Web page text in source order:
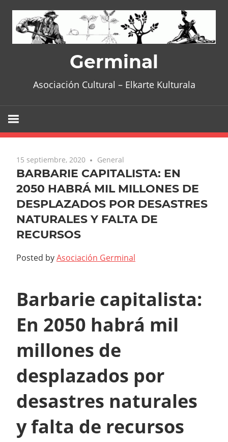
content
Germinal
Asociación Cultural – Elkarte Kulturala
15 septiembre, 2020 General
BARBARIE CAPITALISTA: EN
2050 HABRÁ MIL MILLONES DE
DESPLAZADOS POR DESASTRES
NATURALES Y FALTA DE
RECURSOS
Posted byAsociación Germinal
Barbarie capitalista:
En 2050 habrá mil
millones de
desplazados por
desastres naturales
y falta de recursos